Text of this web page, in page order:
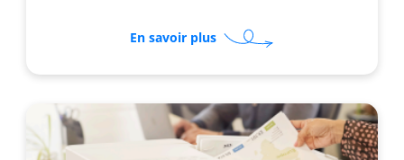
En savoir plussur
Pourquoi
et
imprimante
en
location